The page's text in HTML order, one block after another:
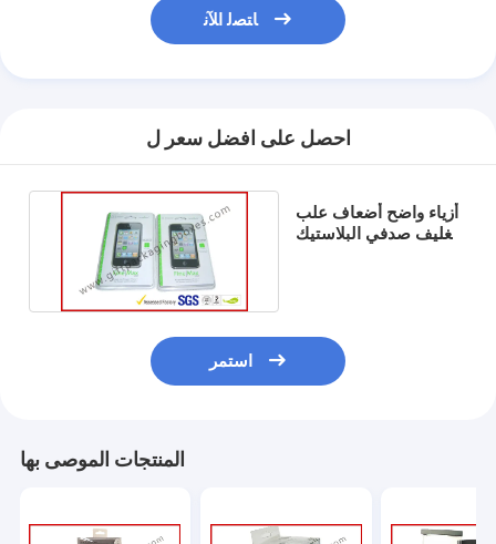
ﺎﺘﺼﻟ ﺍﻶﻧ
احصل على افضل سعر ل
أزياء واضح أضعاف علب
تغليف صدفي البلاستيك
استمر
المنتجات الموصى بها